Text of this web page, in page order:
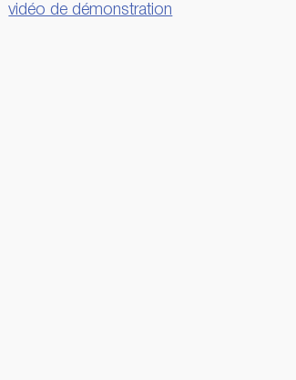
vidéo de démonstration